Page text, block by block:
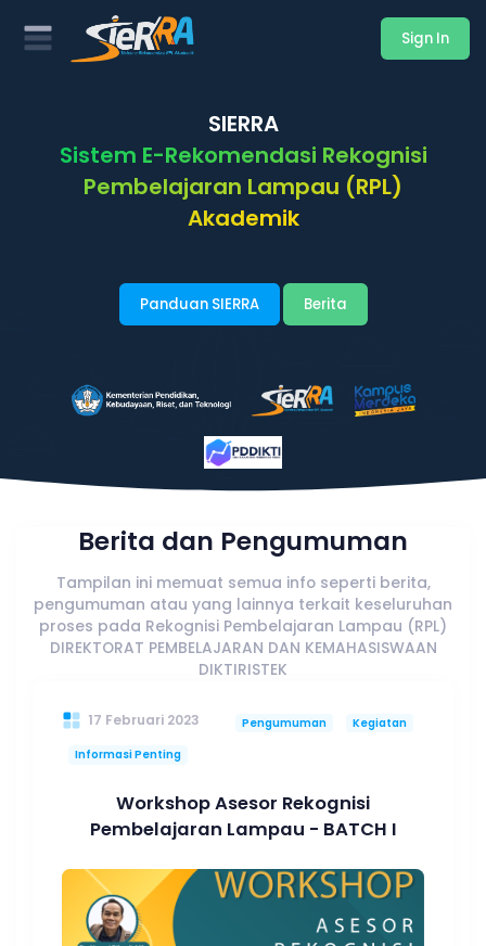
Sign In
SIERRA
Sistem E-Rekomendasi Rekognisi
Pembelajaran Lampau (RPL)
Akademik
Panduan SIERRA Berita
Berita dan Pengumuman
Tampilan ini memuat semua info seperti berita,
pengumuman atau yang lainnya terkait keseluruhan
proses pada Rekognisi Pembelajaran Lampau (RPL)
DIREKTORAT PEMBELAJARAN DAN KEMAHASISWAAN
DIKTIRISTEK
17 Februari 2023 Pengumuman
Kegiatan
Informasi Penting
Workshop Asesor Rekognisi
Pembelajaran Lampau - BATCH I